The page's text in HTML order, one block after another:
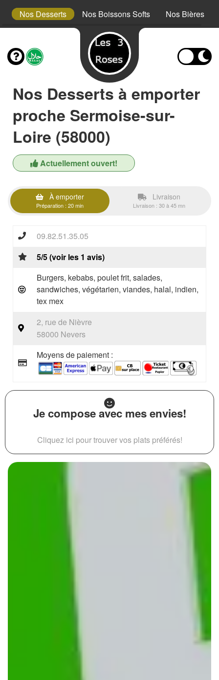
Nos Desserts Nos Boissons Softs Nos Bières
Nos Desserts à emporter
proche Sermoise-sur-
Loire (58000)
Actuellement ouvert!
À emporter
Préparation : 20 min
Livraison
Livraison : 30 à 45 mn
09.82.51.35.05
5/5 (voir les 1 avis)
Burgers, kebabs, poulet frit, salades,
sandwiches, végétarien, viandes, halal, indien,
tex mex
2, rue de Nièvre
58000 Nevers
Moyens de paiement :
Je compose avec mes envies!
Cliquez ici pour trouver vos plats préférés!